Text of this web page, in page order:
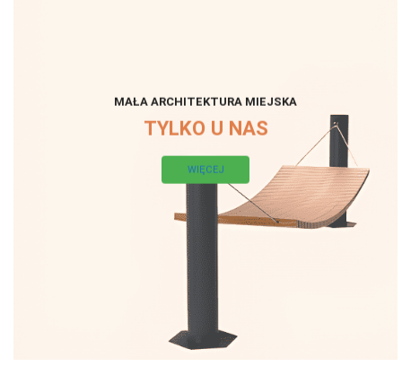
MAŁA ARCHITEKTURA MIEJSKA
TYLKO U NAS
WIĘCEJ